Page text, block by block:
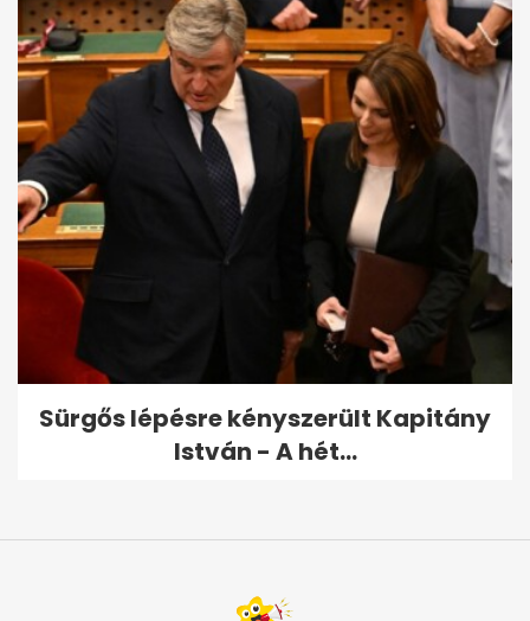
Sürgős lépésre kényszerült Kapitány
István - A hét...